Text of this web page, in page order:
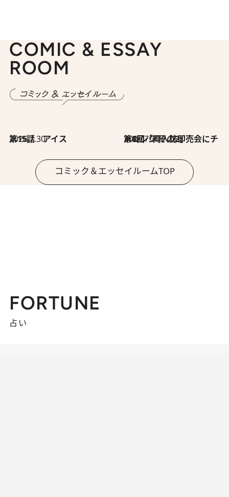
COMIC & ESSAY
ROOM
2026.7.30
第15話 アイス 2026.7.30
第8回「同人誌即売会にチャレンジ その2」
コミック＆エッセイルームTOP
FORTUNE
占い